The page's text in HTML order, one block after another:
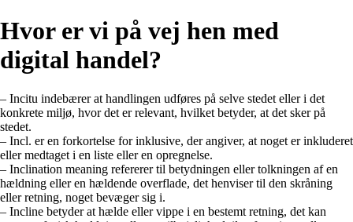
Hvor er vi på vej hen med
digital handel?
– Incitu indebærer at handlingen udføres på selve stedet eller i det
konkrete miljø, hvor det er relevant, hvilket betyder, at det sker på
stedet.
– Incl. er en forkortelse for inklusive, der angiver, at noget er inkluderet
eller medtaget i en liste eller en opregnelse.
– Inclination meaning refererer til betydningen eller tolkningen af en
hældning eller en hældende overflade, det henviser til den skråning
eller retning, noget bevæger sig i.
– Incline betyder at hælde eller vippe i en bestemt retning, det kan